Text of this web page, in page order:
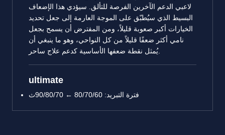
لاعبي الدعم الآخرين الفرصة للتألق. سيؤدي هذا الإضعاف
البسيط الذي سيُطبّق على الموجة العارمة إلى جعل تحديد
الخيارات أكبر صعوبة قليلاً، ومن المفترض أن يسمح بجعل
نامي أكثر ضعفًا قليلاً من كل النواحي، وهو ما ينبغي أن
يُمثل نقطة ضعفها الأساسية كدعم علاج ساحر.
ultimate
فترة التبريد: 80/70/60 ← 90/80/70ث